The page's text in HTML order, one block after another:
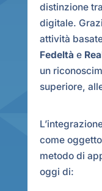
distinzione
digitale.
attività
Fedeltà e
un
superiore,
come
metodo di
oggi di: